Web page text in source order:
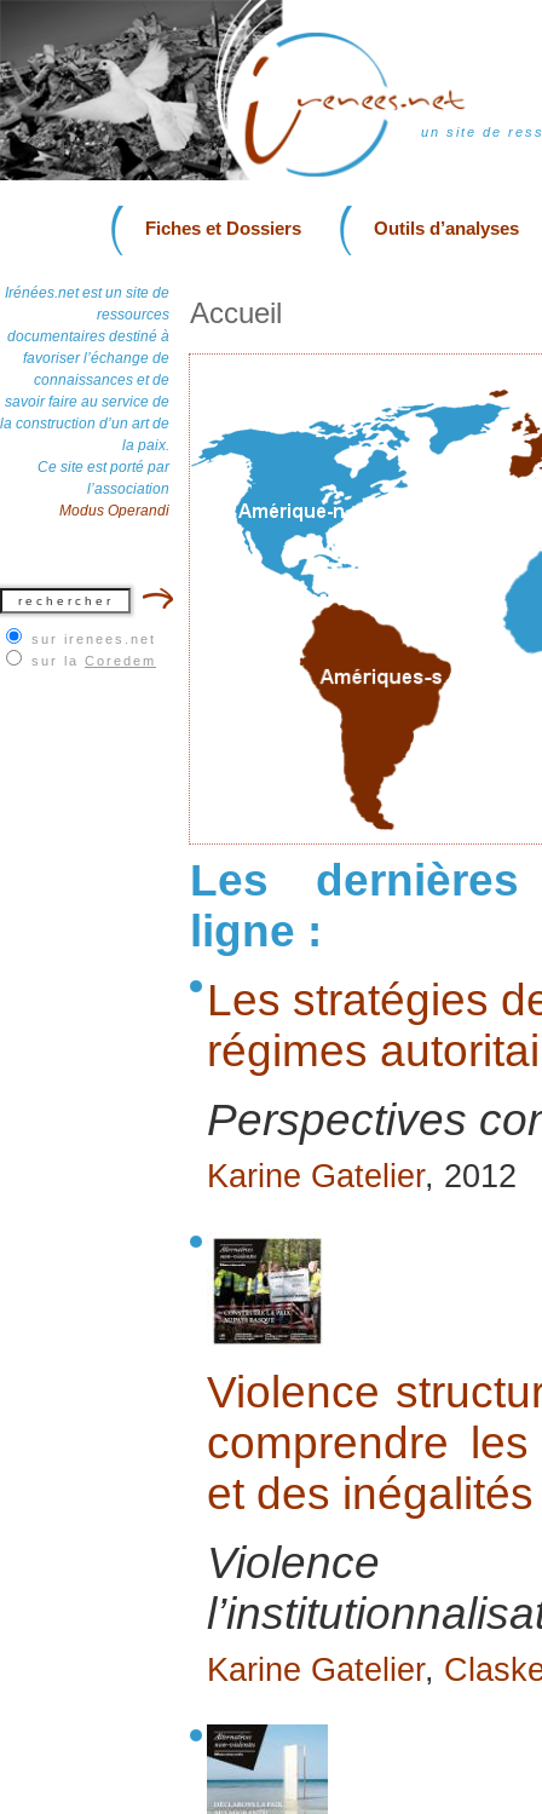
un site de
Fiches et Dossiers Outils d’analyses
Irénées.net est un site de
ressources
documentaires destiné à
favoriser l’échange de
connaissances et de
savoir faire au service de
la construction d’un art de
la paix.
Ce site est porté par
l’association
Modus Operandi
sur irenees.net
sur la Coredem
Accueil
Les
ligne :
Les stratégies
régimes
Perspectives
Karine Gatelier, 2012
Violence
comprendre
et des inégalités
Violence
Karine Gatelier,